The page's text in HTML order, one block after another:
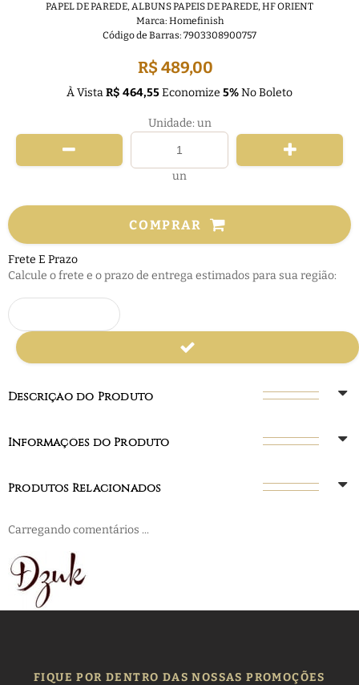
PAPEL DE PAREDE,ALBUNS PAPEIS DE PAREDE,HF ORIENT
Marca: Homefinish
Código de Barras: 7903308900757
R$ 489,00
À VistaR$ 464,55Economize 5%No Boleto
Unidade: un
un
COMPRAR
Frete E Prazo
Calcule o frete e o prazo de entrega estimados para sua região:
Descrição do Produto
Informações do Produto
Produtos Relacionados
Carregando comentários ...
FIQUE POR DENTRO DAS NOSSAS PROMOÇÕES